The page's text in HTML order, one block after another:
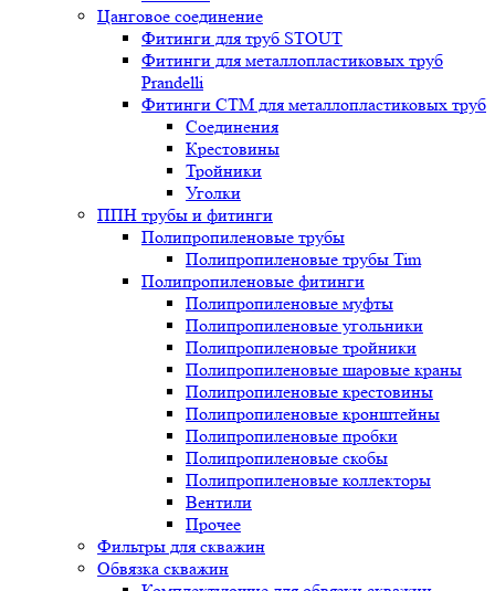
Цанговое соединение
Фитинги для труб STOUT
Фитинги для металлопластиковых труб
Prandelli
Фитинги СTM для металлопластиковых труб
Соединения
Крестовины
Тройники
Уголки
ППН трубы и фитинги
Полипропиленовые трубы
Полипропиленовые трубы Tim
Полипропиленовые фитинги
Полипропиленовые муфты
Полипропиленовые угольники
Полипропиленовые тройники
Полипропиленовые шаровые краны
Полипропиленовые крестовины
Полипропиленовые кронштейны
Полипропиленовые пробки
Полипропиленовые скобы
Полипропиленовые коллекторы
Вентили
Прочее
Фильтры для скважин
Обвязка скважин